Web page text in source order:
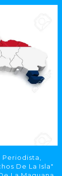
De La Isla"